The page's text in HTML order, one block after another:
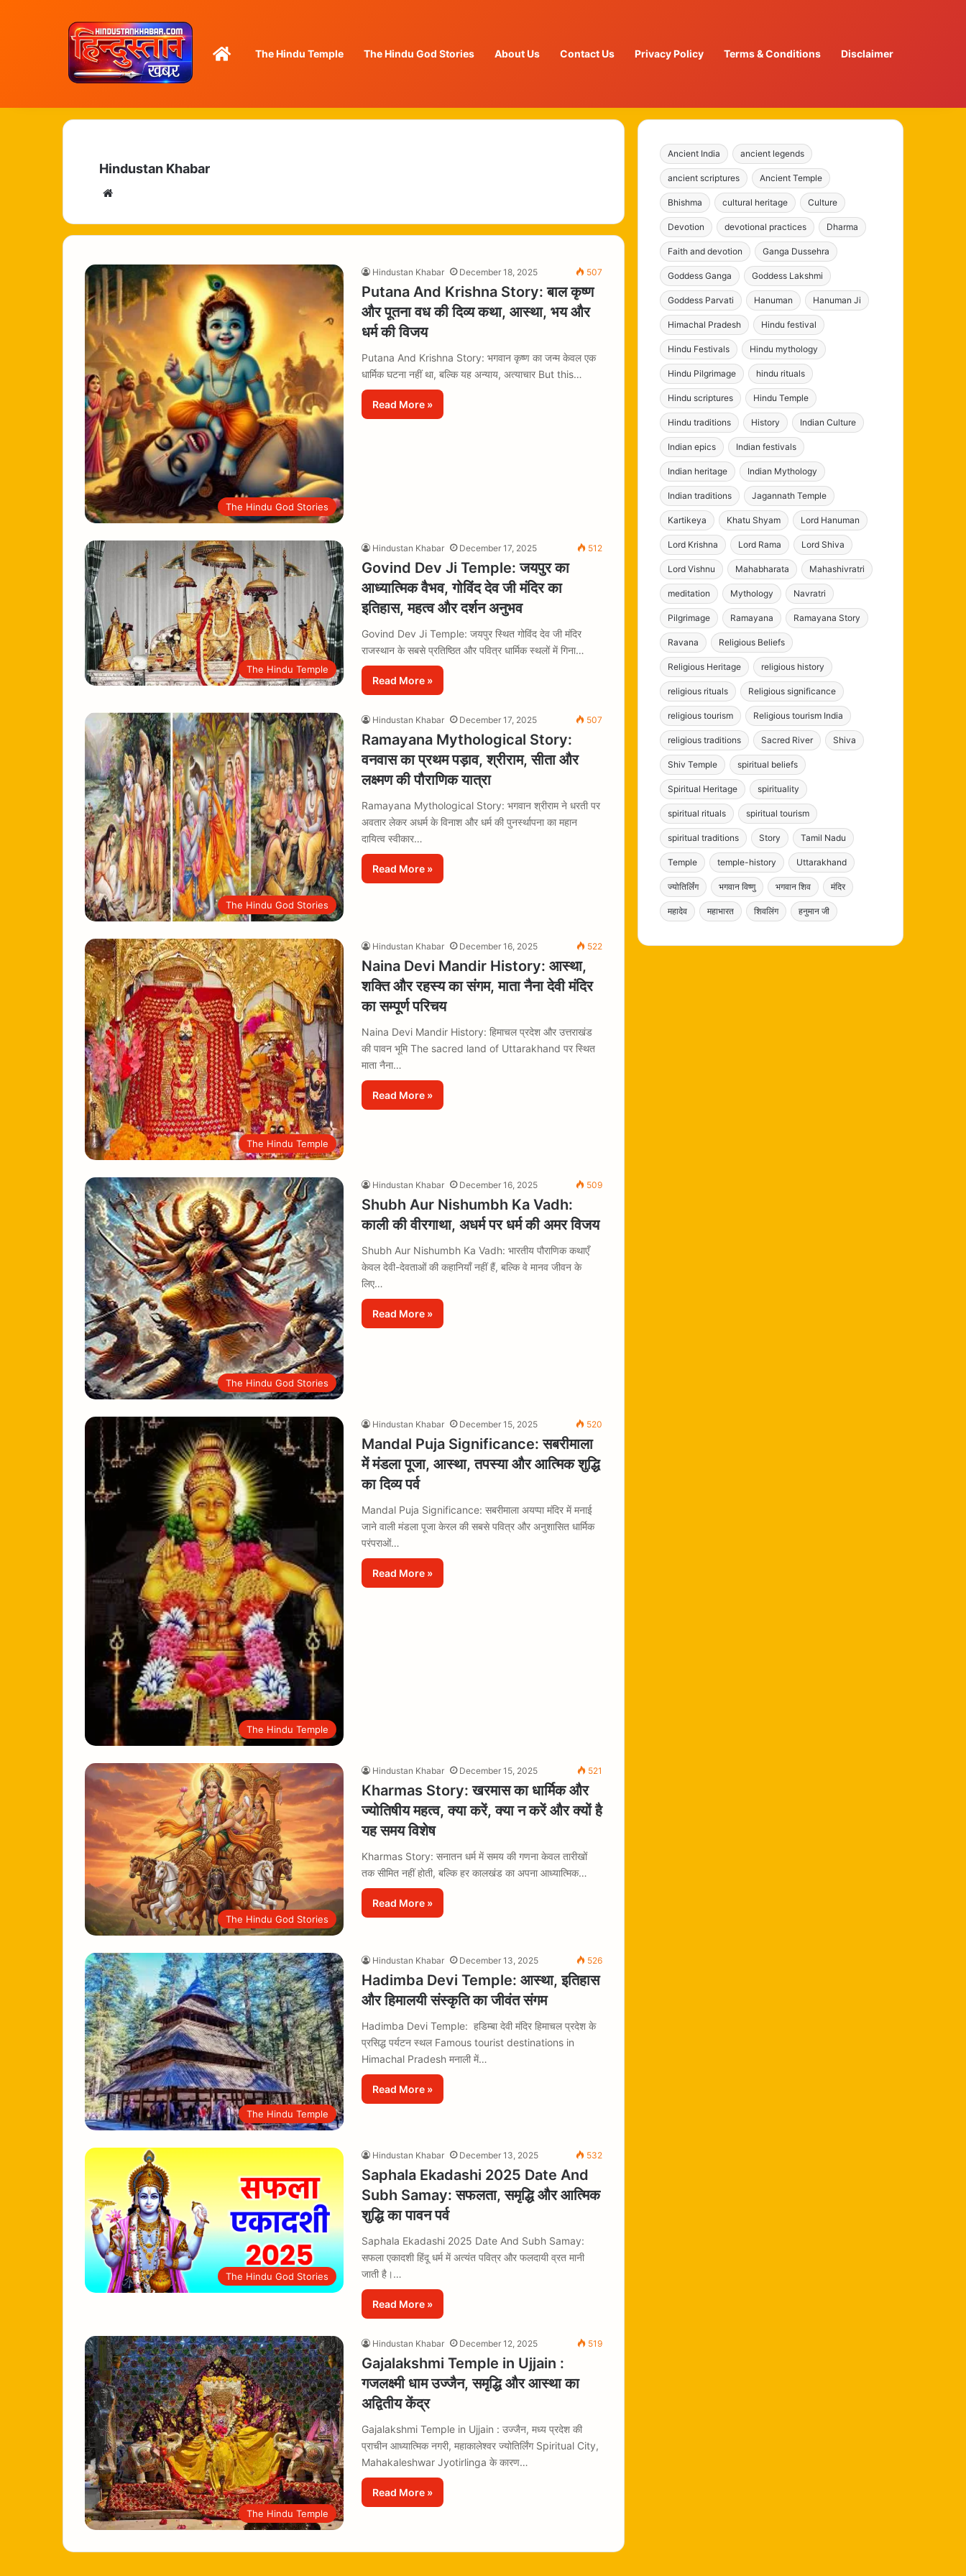
HomeThe Hindu Temple The Hindu God Stories About Us Contact Us Privacy Policy Terms & Conditions Disclaimer
Hindustan Khabar
The Hindu God Stories
Hindustan Khabar December 18, 2025 507
Putana And Krishna Story: बाल कृष्ण
और पूतना वध की दिव्य कथा, आस्था, भय और
धर्म की विजय
Putana And Krishna Story: भगवान कृष्ण का जन्म केवल एक
धार्मिक घटना नहीं था, बल्कि यह अन्याय, अत्याचार But this…
Read More »
The Hindu Temple
Hindustan Khabar December 17, 2025 512
Govind Dev Ji Temple: जयपुर का
आध्यात्मिक वैभव, गोविंद देव जी मंदिर का
इतिहास, महत्व और दर्शन अनुभव
Govind Dev Ji Temple: जयपुर स्थित गोविंद देव जी मंदिर
राजस्थान के सबसे प्रतिष्ठित और पवित्र धार्मिक स्थलों में गिना…
Read More »
The Hindu God Stories
Hindustan Khabar December 17, 2025 507
Ramayana Mythological Story:
वनवास का प्रथम पड़ाव, श्रीराम, सीता और
लक्ष्मण की पौराणिक यात्रा
Ramayana Mythological Story: भगवान श्रीराम ने धरती पर
अवतार लेकर अधर्म के विनाश और धर्म की पुनर्स्थापना का महान
दायित्व स्वीकार…
Read More »
The Hindu Temple
Hindustan Khabar December 16, 2025 522
Naina Devi Mandir History: आस्था,
शक्ति और रहस्य का संगम, माता नैना देवी मंदिर
का सम्पूर्ण परिचय
Naina Devi Mandir History: हिमाचल प्रदेश और उत्तराखंड
की पावन भूमि The sacred land of Uttarakhand पर स्थित
माता नैना…
Read More »
The Hindu God Stories
Hindustan Khabar December 16, 2025 509
Shubh Aur Nishumbh Ka Vadh:
काली की वीरगाथा, अधर्म पर धर्म की अमर विजय
Shubh Aur Nishumbh Ka Vadh: भारतीय पौराणिक कथाएँ
केवल देवी-देवताओं की कहानियाँ नहीं हैं, बल्कि वे मानव जीवन के
लिए…
Read More »
The Hindu Temple
Hindustan Khabar December 15, 2025 520
Mandal Puja Significance: सबरीमाला
में मंडला पूजा, आस्था, तपस्या और आत्मिक शुद्धि
का दिव्य पर्व
Mandal Puja Significance: सबरीमाला अयप्पा मंदिर में मनाई
जाने वाली मंडला पूजा केरल की सबसे पवित्र और अनुशासित धार्मिक
परंपराओं…
Read More »
The Hindu God Stories
Hindustan Khabar December 15, 2025 521
Kharmas Story: खरमास का धार्मिक और
ज्योतिषीय महत्व, क्या करें, क्या न करें और क्यों है
यह समय विशेष
Kharmas Story: सनातन धर्म में समय की गणना केवल तारीखों
तक सीमित नहीं होती, बल्कि हर कालखंड का अपना आध्यात्मिक…
Read More »
The Hindu Temple
Hindustan Khabar December 13, 2025 526
Hadimba Devi Temple: आस्था, इतिहास
और हिमालयी संस्कृति का जीवंत संगम
Hadimba Devi Temple: हडिम्बा देवी मंदिर हिमाचल प्रदेश के
प्रसिद्ध पर्यटन स्थल Famous tourist destinations in
Himachal Pradesh मनाली में…
Read More »
The Hindu God Stories
Hindustan Khabar December 13, 2025 532
Saphala Ekadashi 2025 Date And
Subh Samay: सफलता, समृद्धि और आत्मिक
शुद्धि का पावन पर्व
Saphala Ekadashi 2025 Date And Subh Samay:
सफला एकादशी हिंदू धर्म में अत्यंत पवित्र और फलदायी व्रत मानी
जाती है।…
Read More »
The Hindu Temple
Hindustan Khabar December 12, 2025 519
Gajalakshmi Temple in Ujjain :
गजलक्ष्मी धाम उज्जैन, समृद्धि और आस्था का
अद्वितीय केंद्र
Gajalakshmi Temple in Ujjain : उज्जैन, मध्य प्रदेश की
प्राचीन आध्यात्मिक नगरी, महाकालेश्वर ज्योतिर्लिंग Spiritual City,
Mahakaleshwar Jyotirlinga के कारण…
Read More »
Ancient India ancient legends
ancient scriptures Ancient Temple
Bhishma cultural heritage Culture
Devotion devotional practices Dharma
Faith and devotion Ganga Dussehra
Goddess Ganga Goddess Lakshmi
Goddess Parvati Hanuman Hanuman Ji
Himachal Pradesh Hindu festival
Hindu Festivals Hindu mythology
Hindu Pilgrimage hindu rituals
Hindu scriptures Hindu Temple
Hindu traditions History Indian Culture
Indian epics Indian festivals
Indian heritage Indian Mythology
Indian traditions Jagannath Temple
Kartikeya Khatu Shyam Lord Hanuman
Lord Krishna Lord Rama Lord Shiva
Lord Vishnu Mahabharata Mahashivratri
meditation Mythology Navratri
Pilgrimage Ramayana Ramayana Story
Ravana Religious Beliefs
Religious Heritage religious history
religious rituals Religious significance
religious tourism Religious tourism India
religious traditions Sacred River Shiva
Shiv Temple spiritual beliefs
Spiritual Heritage spirituality
spiritual rituals spiritual tourism
spiritual traditions Story Tamil Nadu
Temple temple-history Uttarakhand
ज्योतिर्लिंग भगवान विष्णु भगवान शिव मंदिर
महादेव महाभारत शिवलिंग हनुमान जी